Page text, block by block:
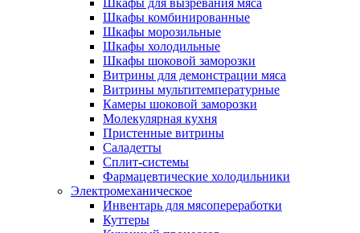
Шкафы для вызревания мяса
Шкафы комбинированные
Шкафы морозильные
Шкафы холодильные
Шкафы шоковой заморозки
Витрины для демонстрации мяса
Витрины мультитемпературные
Камеры шоковой заморозки
Молекулярная кухня
Пристенные витрины
Саладетты
Сплит-системы
Фармацевтические холодильники
Электромеханическое
Инвентарь для мясопереработки
Куттеры